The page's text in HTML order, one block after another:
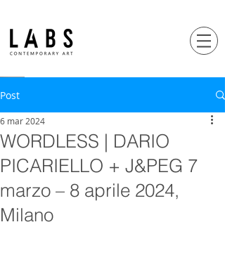
Post
WORDLESS | DARIO
PICARIELLO + J&PEG 7
marzo – 8 aprile 2024,
Milano
6 mar 2024